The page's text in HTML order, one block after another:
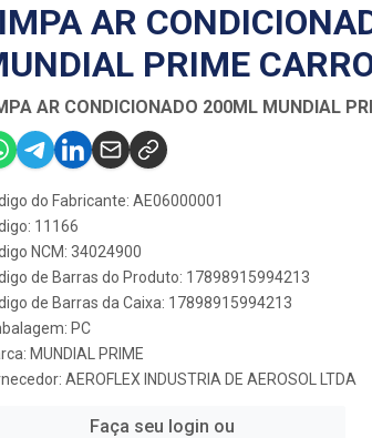
AR
PRIME
AR CONDICIONADO 200ML MUNDIAL
do Fabricante: AE06000001
11166
NCM: 34024900
de Barras do Produto: 17898915994213
de Barras da Caixa: 17898915994213
PC
MUNDIAL PRIME
AEROFLEX INDUSTRIA DE AEROSOL LTDA
Faça seu login ou